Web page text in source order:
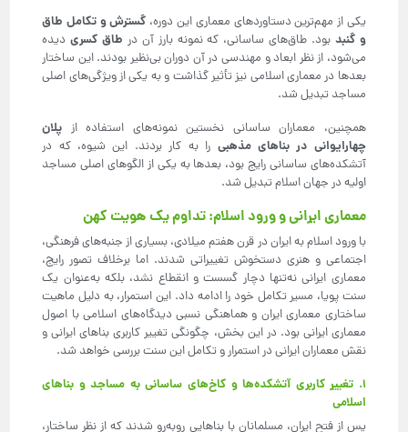
یکی از مهم‌ترین دستاوردهای معماری این دوره، گسترش و تکامل طاق
و گنبد بود. طاق‌های ساسانی، که نمونه بارز آن در طاق کسریدیده
می‌شود، از نظر ابعاد و مهندسی در آن دوران بی‌نظیر بودند. این ساختار
بعدها در معماری اسلامی نیز تأثیر گذاشت و به یکی از ویژگی‌های اصلی
مساجد تبدیل شد.
همچنین، معماران ساسانی نخستین نمونه‌های استفاده از پلان
چهارایوانی در بناهای مذهبی را به کار بردند. این شیوه، که در
آتشکده‌های ساسانی رایج بود، بعدها به یکی از الگوهای اصلی مساجد
اولیه در جهان اسلام تبدیل شد.
معماری ایرانی و ورود اسلام: تداوم یک هویت کهن
با ورود اسلام به ایران در قرن هفتم میلادی، بسیاری از جنبه‌های فرهنگی،
اجتماعی و هنری دستخوش تغییراتی شدند. اما برخلاف تصور رایج،
معماری ایرانی نه‌تنها دچار گسست و انقطاع نشد، بلکه به‌عنوان یک
سنت پویا، مسیر تکامل خود را ادامه داد. این استمرار، به دلیل ماهیت
ساختاری معماری ایران و هماهنگی نسبی دیدگاه‌های اسلامی با اصول
معماری ایرانی بود. در این بخش، چگونگی تغییر کاربری بناهای ایرانی و
نقش معماران ایرانی در استمرار و تکامل این سنت بررسی خواهد شد.
۱. تغییر کاربری آتشکده‌ها و کاخ‌های ساسانی به مساجد و بناهای
اسلامی
پس از فتح ایران، مسلمانان با بناهایی روبه‌رو شدند که از نظر ساختار،